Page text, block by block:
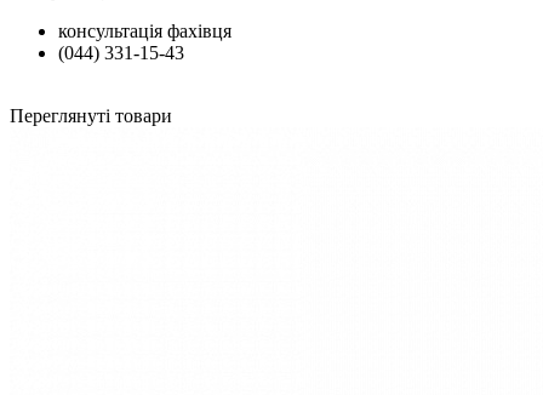
консультація фахівця
(044) 331-15-43
Переглянуті товари